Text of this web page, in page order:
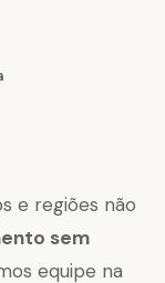
e regiões não
sem
equipe na